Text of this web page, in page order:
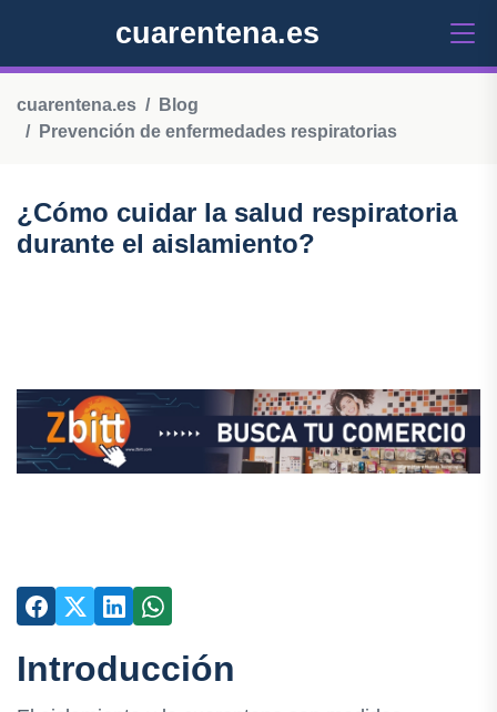
cuarentena.es
cuarentena.es
Blog
Prevención de enfermedades respiratorias
¿Cómo cuidar la salud respiratoria
durante el aislamiento?
Introducción